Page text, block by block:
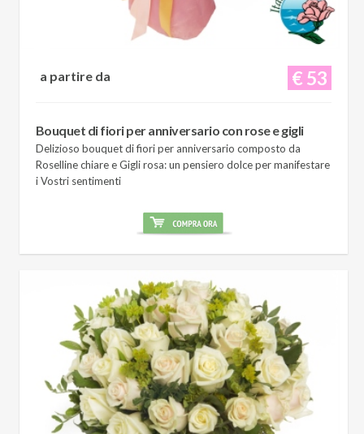
€ 53
a partire da
Bouquet di fiori per anniversario con rose e gigli
Delizioso bouquet di fiori per anniversario composto da
Roselline chiare e Gigli rosa: un pensiero dolce per manifestare
i Vostri sentimenti